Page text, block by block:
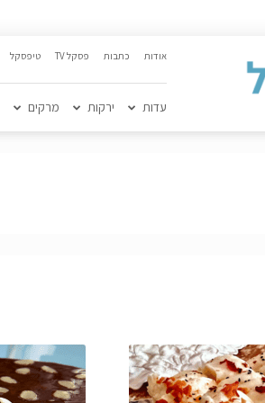
אודות כתבות פסקל TV טיפסקל
עדות ירקות מרקים